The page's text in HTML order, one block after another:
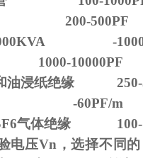
200-500PF
-
10000PF
和油浸纸绝缘 250-
-60PF/m
SF6气体绝缘 100-
电压Vn ，选择不同